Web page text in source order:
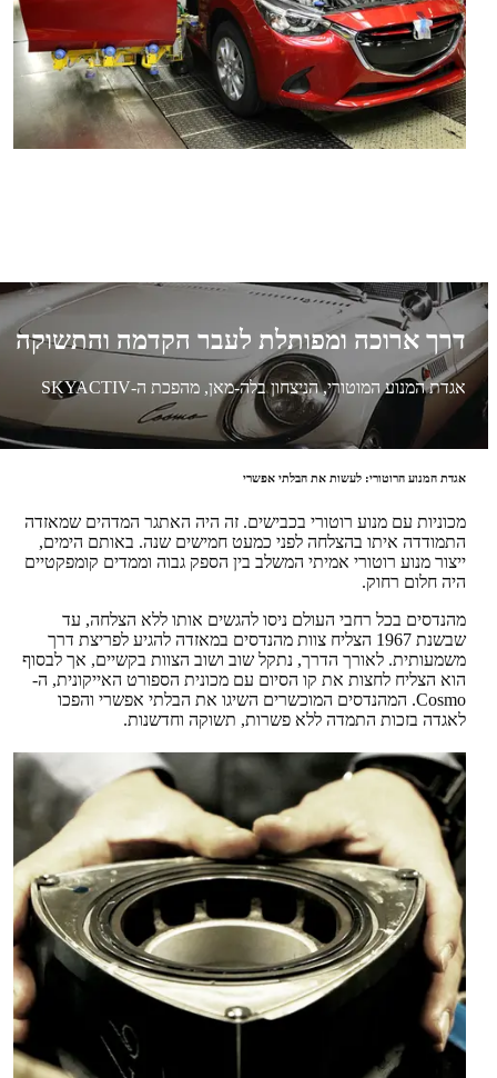
דרך ארוכה ומפותלת לעבר הקדמה והתשוקה
אגדת המנוע המוטורי, הניצחון בלה-מאן, מהפכת ה-SKYACTIV
אגדת המנוע הרוטורי: לעשות את הבלתי אפשרי
מכוניות עם מנוע רוטורי בכבישים. זה היה האתגר המדהים שמאזדה
התמודדה איתו בהצלחה לפני כמעט חמישים שנה. באותם הימים,
ייצור מנוע רוטורי אמיתי המשלב בין הספק גבוה וממדים קומפקטיים
היה חלום רחוק.
מהנדסים בכל רחבי העולם ניסו להגשים אותו ללא הצלחה, עד
שבשנת 1967 הצליח צוות מהנדסים במאזדה להגיע לפריצת דרך
משמעותית. לאורך הדרך, נתקל שוב ושוב הצוות בקשיים, אך לבסוף
הוא הצליח לחצות את קו הסיום עם מכונית הספורט האייקונית, ה-
Cosmo. המהנדסים המוכשרים השיגו את הבלתי אפשרי והפכו
לאגדה בזכות התמדה ללא פשרות, תשוקה וחדשנות.